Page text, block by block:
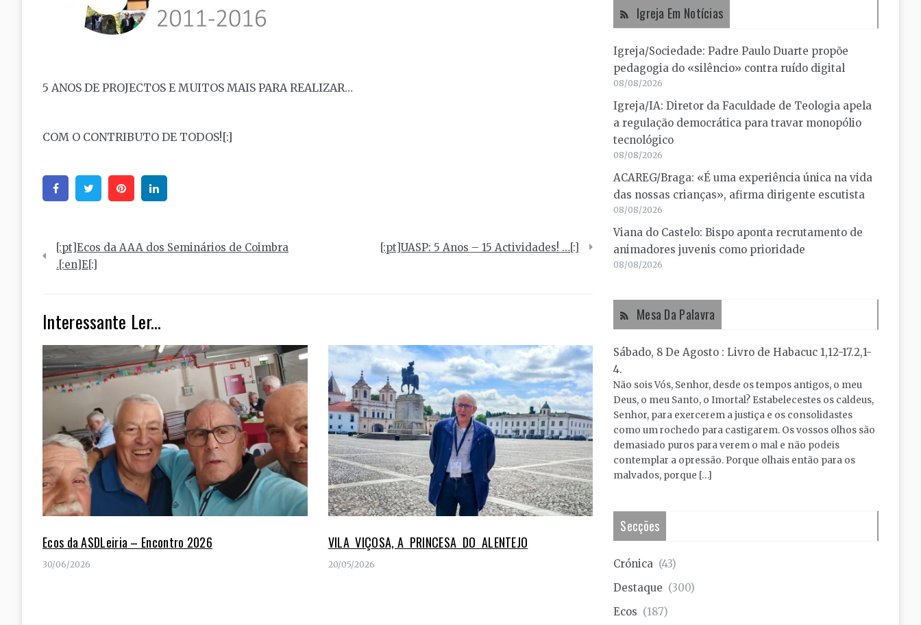
5 ANOS DE PROJECTOS E MUITOS MAIS PARA REALIZAR…
COM O CONTRIBUTO DE TODOS![:]
FacebookTwitter Pinterest
Navegação
de
[:pt]Ecos da AAA dos Seminários de Coimbra
.[:en]E[:]
[:pt]UASP: 5 Anos – 15 Actividades! …[:]
Interessante Ler...
Ecos da ASDLeiria – Encontro 2026
30/06/2026
VILA VIÇOSA, A PRINCESA DO ALENTEJO
20/05/2026
Igreja Em Notícias
Igreja/Sociedade: Padre Paulo Duarte propõe
pedagogia do «silêncio» contra ruído digital
08/08/2026
Igreja/IA: Diretor da Faculdade de Teologia apela
a regulação democrática para travar monopólio
tecnológico
08/08/2026
ACAREG/Braga: «É uma experiência única na vida
das nossas crianças», afirma dirigente escutista
08/08/2026
Viana do Castelo: Bispo aponta recrutamento de
animadores juvenis como prioridade
08/08/2026
Mesa Da Palavra
Sábado, 8 De Agosto : Livro de Habacuc 1,12-17.2,1-
4.
Não sois Vós, Senhor, desde os tempos antigos, o meu
Deus, o meu Santo, o Imortal? Estabelecestes os caldeus,
Senhor, para exercerem a justiça e os consolidastes
como um rochedo para castigarem. Os vossos olhos são
demasiado puros para verem o mal e não podeis
contemplar a opressão. Porque olhais então para os
malvados, porque […]
Secções
Crónica (43)
Destaque (300)
Ecos (187)